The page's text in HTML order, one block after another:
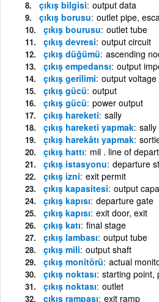
çıkış bilgisi output data
çıkış borusu outlet pipe,
çıkış bourusu outlet tube
çıkış devresi output circuit
çıkış düğümü ascending
çıkış empedansı output
çıkış gerilimi output voltage
çıkış gücü output
çıkış gücü power output
çıkış hareketi sally
çıkış hareketi yapmak sally
çıkış harekâtı yapmak
çıkış hattı mil . line of
çıkış istasyonu departure
çıkış izni exit permit
çıkış kapasitesi output
çıkış kapısı departure gate
çıkış kapısı exit door, exit
çıkış katı final stage
çıkış lambası output tube
çıkış mili output shaft
çıkış monitörü actual
çıkış noktası starting point,
çıkış noktası outlet
çıkış rampası exit ramp